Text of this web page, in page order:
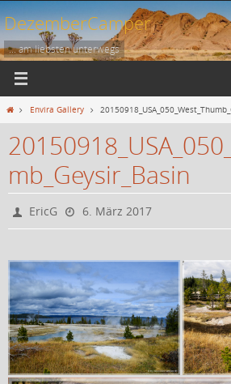
Zum
Inhalt
springen
DezemberCamper
... am liebsten unterwegs
StartEnvira Gallery
mb_Geysir_Basin
EricG 6. März 2017